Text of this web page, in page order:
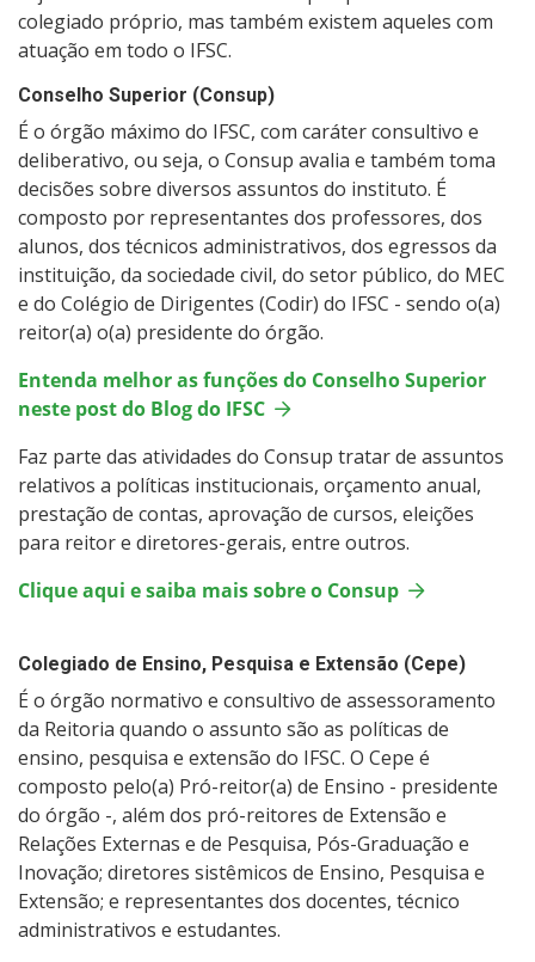
colegiado próprio, mas também existem aqueles com
atuação em todo o IFSC.
Conselho Superior (Consup)
É o órgão máximo do IFSC, com caráter consultivo e
deliberativo, ou seja, o Consup avalia e também toma
decisões sobre diversos assuntos do instituto. É
composto por representantes dos professores, dos
alunos, dos técnicos administrativos, dos egressos da
instituição, da sociedade civil, do setor público, do MEC
e do Colégio de Dirigentes (Codir) do IFSC - sendo o(a)
reitor(a) o(a) presidente do órgão.
Entenda melhor as funções do Conselho Superior
neste post do Blog do IFSC
Faz parte das atividades do Consup tratar de assuntos
relativos a políticas institucionais, orçamento anual,
prestação de contas, aprovação de cursos, eleições
para reitor e diretores-gerais, entre outros.
Clique aqui e saiba mais sobre o Consup
Colegiado de Ensino, Pesquisa e Extensão (Cepe)
É o órgão normativo e consultivo de assessoramento
da Reitoria quando o assunto são as políticas de
ensino, pesquisa e extensão do IFSC. O Cepe é
composto pelo(a) Pró-reitor(a) de Ensino - presidente
do órgão -, além dos pró-reitores de Extensão e
Relações Externas e de Pesquisa, Pós-Graduação e
Inovação; diretores sistêmicos de Ensino, Pesquisa e
Extensão; e representantes dos docentes, técnico
administrativos e estudantes.